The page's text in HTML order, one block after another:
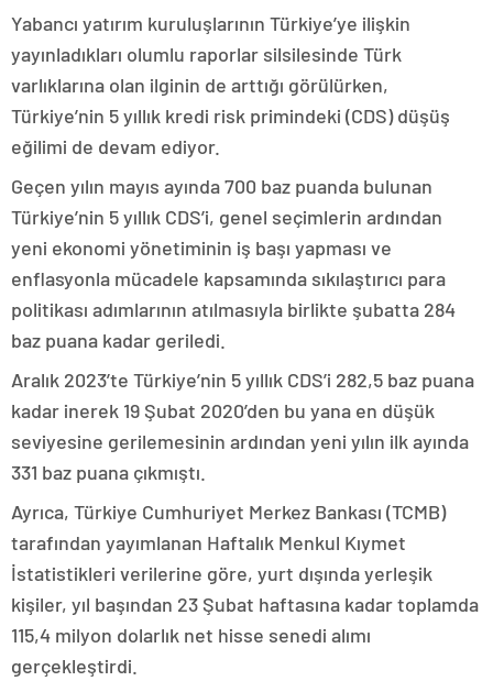
Yabancı yatırım kuruluşlarının Türkiye’ye ilişkin
yayınladıkları olumlu raporlar silsilesinde Türk
varlıklarına olan ilginin de arttığı görülürken,
Türkiye’nin 5 yıllık kredi risk primindeki (CDS) düşüş
eğilimi de devam ediyor.
Geçen yılın mayıs ayında 700 baz puanda bulunan
Türkiye’nin 5 yıllık CDS’i, genel seçimlerin ardından
yeni ekonomi yönetiminin iş başı yapması ve
enflasyonla mücadele kapsamında sıkılaştırıcı para
politikası adımlarının atılmasıyla birlikte şubatta 284
baz puana kadar geriledi.
Aralık 2023’te Türkiye’nin 5 yıllık CDS’i 282,5 baz puana
kadar inerek 19 Şubat 2020’den bu yana en düşük
seviyesine gerilemesinin ardından yeni yılın ilk ayında
331 baz puana çıkmıştı.
Ayrıca, Türkiye Cumhuriyet Merkez Bankası (TCMB)
tarafından yayımlanan Haftalık Menkul Kıymet
İstatistikleri verilerine göre, yurt dışında yerleşik
kişiler, yıl başından 23 Şubat haftasına kadar toplamda
115,4 milyon dolarlık net hisse senedi alımı
gerçekleştirdi.